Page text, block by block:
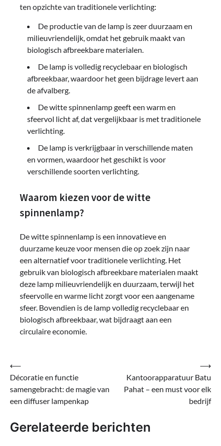
ten opzichte van traditionele verlichting:
De productie van de lamp is zeer duurzaam en
milieuvriendelijk, omdat het gebruik maakt van
biologisch afbreekbare materialen.
De lamp is volledig recyclebaar en biologisch
afbreekbaar, waardoor het geen bijdrage levert aan
de afvalberg.
De witte spinnenlamp geeft een warm en
sfeervol licht af, dat vergelijkbaar is met traditionele
verlichting.
De lamp is verkrijgbaar in verschillende maten
en vormen, waardoor het geschikt is voor
verschillende soorten verlichting.
Waarom kiezen voor de witte
spinnenlamp?
De witte spinnenlamp is een innovatieve en
duurzame keuze voor mensen die op zoek zijn naar
een alternatief voor traditionele verlichting. Het
gebruik van biologisch afbreekbare materialen maakt
deze lamp milieuvriendelijk en duurzaam, terwijl het
sfeervolle en warme licht zorgt voor een aangename
sfeer. Bovendien is de lamp volledig recyclebaar en
biologisch afbreekbaar, wat bijdraagt aan een
circulaire economie.
Bericht
navigatie
⟵
Décoratie en functie
samengebracht: de magie van
een diffuser lampenkap
Kantoorapparatuur Batu
Pahat – een must voor elk
bedrijf
⟶
Gerelateerde berichten